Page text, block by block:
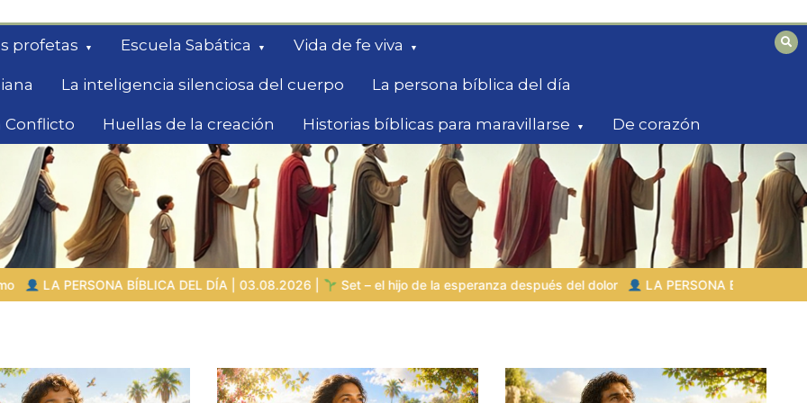
profetas Escuela Sabática Vida de fe viva
La inteligencia silenciosa del cuerpo La persona bíblica del día
Conflicto Huellas de la creación Historias bíblicas para maravillarse De corazón
DÍA | 03.08.2026 | Set – el hijo de la esperanza después del dolor LA PERSONA BÍBLICA DEL DÍA | 02.08.2026 |